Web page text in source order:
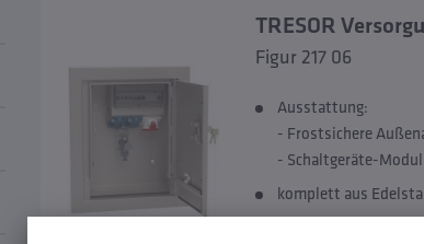
TRESOR
Figur 217 06
Ausstattung:
- Frostsichere
- Schaltgeräte-Modul
komplett aus